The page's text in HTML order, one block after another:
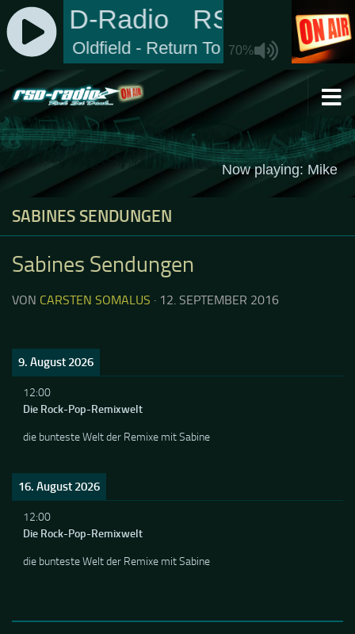
Zum Inhalt springen
SABINES SENDUNGEN
Sabines Sendungen
VON CARSTEN SOMALUS · 12. SEPTEMBER 2016
9. August 2026
12:00
Die Rock-Pop-Remixwelt
die bunteste Welt der Remixe mit Sabine
16. August 2026
12:00
Die Rock-Pop-Remixwelt
die bunteste Welt der Remixe mit Sabine